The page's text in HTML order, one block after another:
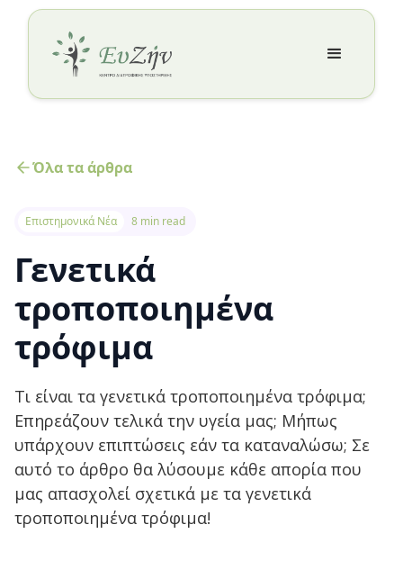
Όλα τα άρθρα
Επιστημονικά Νέα 8 min read
Γενετικά
τροποποιημένα
τρόφιμα
Τι είναι τα γενετικά τροποποιημένα τρόφιμα;
Επηρεάζουν τελικά την υγεία μας; Μήπως
υπάρχουν επιπτώσεις εάν τα καταναλώσω; Σε
αυτό το άρθρο θα λύσουμε κάθε απορία που
μας απασχολεί σχετικά με τα γενετικά
τροποποιημένα τρόφιμα!